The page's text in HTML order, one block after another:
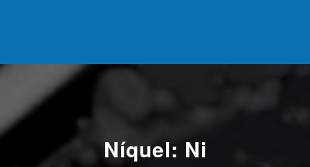
Níquel: Ni